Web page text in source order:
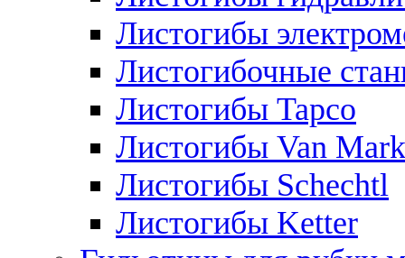
Листогибы
Листогибочные
Листогибы Tapco
Листогибы Van Mark
Листогибы Schechtl
Листогибы Ketter